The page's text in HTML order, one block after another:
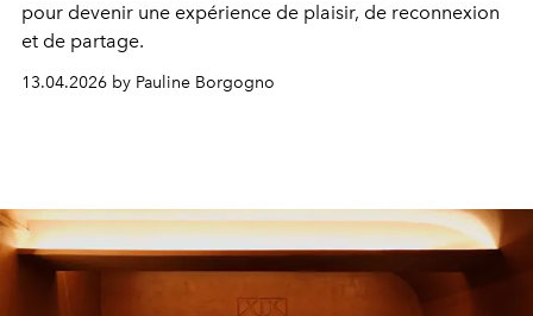
pour devenir une expérience de plaisir, de reconnexion
et de partage.
13.04.2026 by Pauline Borgogno